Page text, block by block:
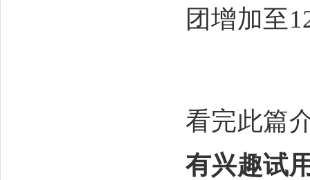
团增加至
看完此篇
有兴趣试